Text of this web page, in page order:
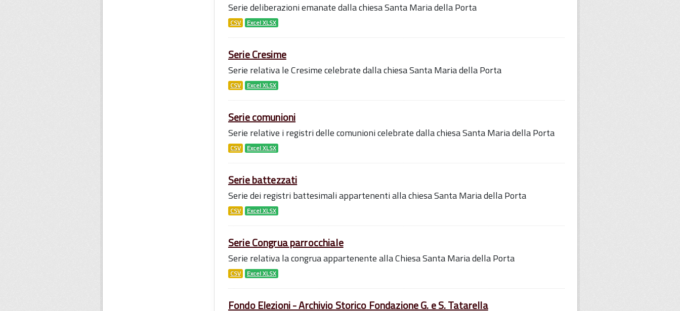
Serie deliberazioni emanate dalla chiesa Santa Maria della Porta
CSV Excel XLSX
Serie Cresime
Serie relativa le Cresime celebrate dalla chiesa Santa Maria della Porta
CSV Excel XLSX
Serie comunioni
Serie relative i registri delle comunioni celebrate dalla chiesa Santa Maria della Porta
CSV Excel XLSX
Serie battezzati
Serie dei registri battesimali appartenenti alla chiesa Santa Maria della Porta
CSV Excel XLSX
Serie Congrua parrocchiale
Serie relativa la congrua appartenente alla Chiesa Santa Maria della Porta
CSV Excel XLSX
Fondo Elezioni - Archivio Storico Fondazione G. e S. Tatarella